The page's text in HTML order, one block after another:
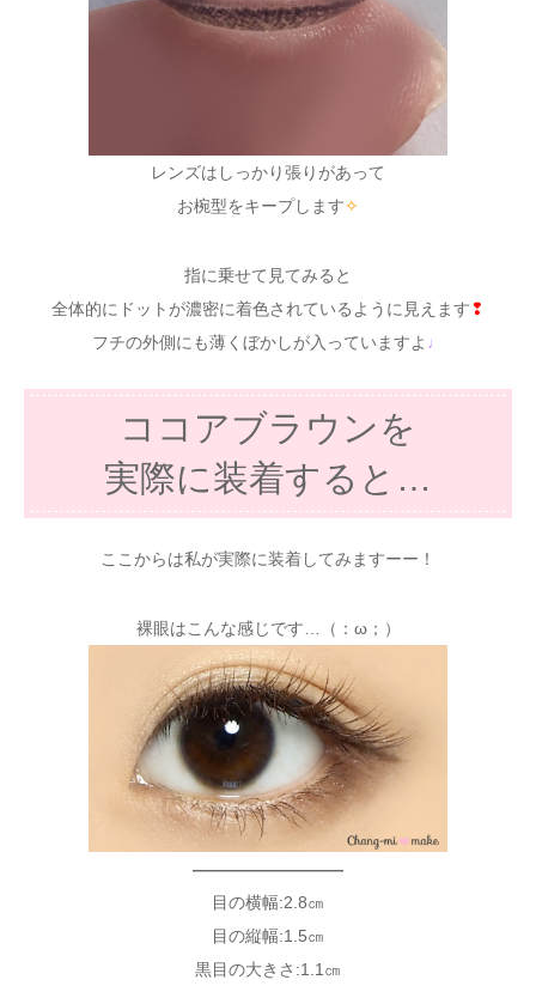
レンズはしっかり張りがあって
お椀型をキープします✧
指に乗せて見てみると
全体的にドットが濃密に着色されているように見えます❢
フチの外側にも薄くぼかしが入っていますよ ♩
ココアブラウンを
実際に装着すると…
ここからは私が実際に装着してみますーー！
裸眼はこんな感じです…（：ω；）
—————————
目の横幅:2.8㎝
目の縦幅:1.5㎝
黒目の大きさ:1.1㎝